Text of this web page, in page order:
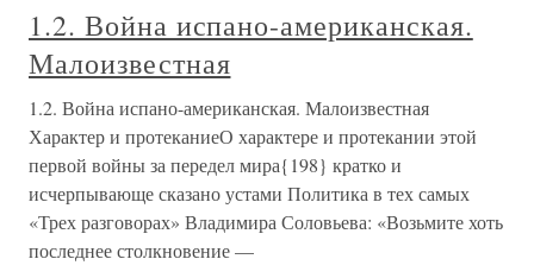
1.2. Война испано-американская.
Малоизвестная
1.2. Война испано-американская. Малоизвестная
Характер и протеканиеО характере и протекании этой
первой войны за передел мира{198} кратко и
исчерпывающе сказано устами Политика в тех самых
«Трех разговорах» Владимира Соловьева: «Возьмите хоть
последнее столкновение —